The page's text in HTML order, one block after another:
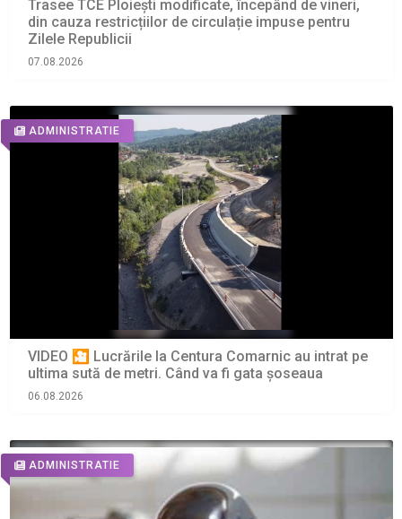
Trasee TCE Ploiești modificate, începând de vineri,
din cauza restricțiilor de circulație impuse pentru
Zilele Republicii
07.08.2026
ADMINISTRATIE
VIDEO 🎦 Lucrările la Centura Comarnic au intrat pe
ultima sută de metri. Când va fi gata șoseaua
06.08.2026
ADMINISTRATIE